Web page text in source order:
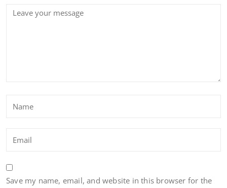
Save my name, email, and website in this browser for the